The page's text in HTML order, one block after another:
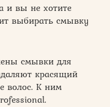
и вы не хотите
выбирать смывку
смывки для
красящий
волос. К ним